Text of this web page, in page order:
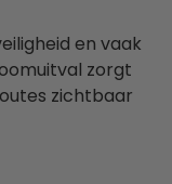
en vaak
zorgt
zichtbaar